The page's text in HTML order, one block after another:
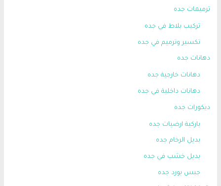
ترميمات جده
تركيب بلاط في جده
تكسير وترميم في جده
دهانات جده
دهانات خارجية جده
دهانات داخلية في جده
ديكورات جده
باركية ارضيات جده
بديل الرخام جده
بديل خشب في جده
جبس بورد جده